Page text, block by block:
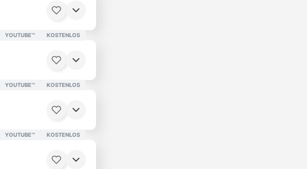
YOUTUBE™ KOSTENLOS
YOUTUBE™ KOSTENLOS
YOUTUBE™ KOSTENLOS